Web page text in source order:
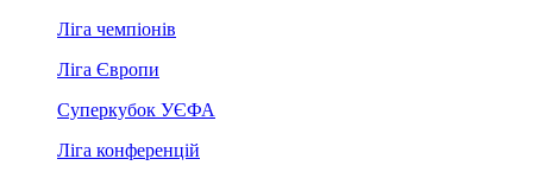
Ліга чемпіонів
Ліга Європи
Суперкубок УЄФА
Ліга конференцій